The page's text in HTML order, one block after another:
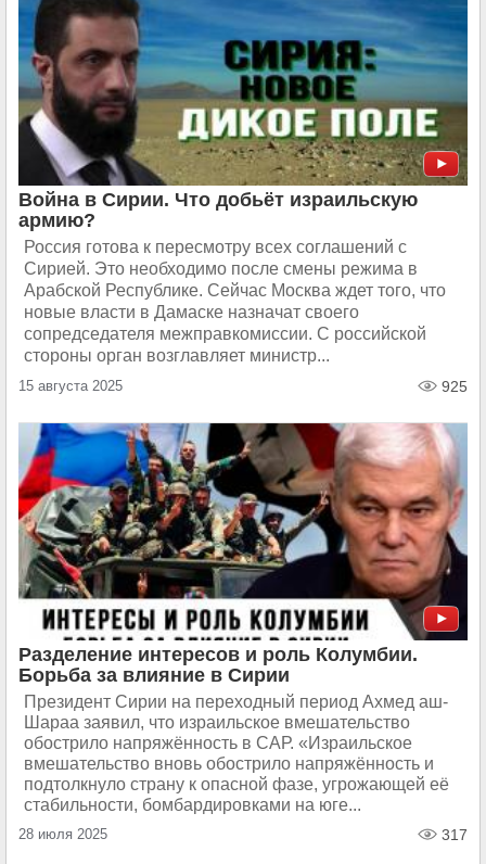
Война в Сирии. Что добьёт израильскую
армию?
Россия готова к пересмотру всех соглашений с
Сирией. Это необходимо после смены режима в
Арабской Республике. Сейчас Москва ждет того, что
новые власти в Дамаске назначат своего
сопредседателя межправкомиссии. С российской
стороны орган возглавляет министр...
15 августа 2025 925
Разделение интересов и роль Колумбии.
Борьба за влияние в Сирии
Президент Сирии на переходный период Ахмед аш-
Шараа заявил, что израильское вмешательство
обострило напряжённость в САР. «Израильское
вмешательство вновь обострило напряжённость и
подтолкнуло страну к опасной фазе, угрожающей её
стабильности, бомбардировками на юге...
28 июля 2025 317